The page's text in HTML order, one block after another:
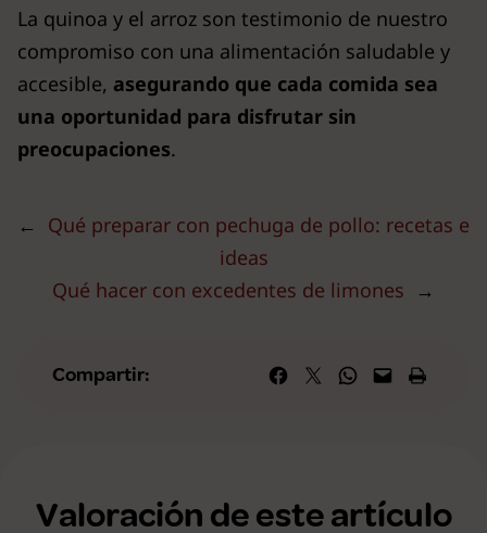
La quinoa y el arroz son testimonio de nuestro
compromiso con una alimentación saludable y
accesible, asegurando que cada comida sea
una oportunidad para disfrutar sin
preocupaciones.
← Qué preparar con pechuga de pollo: recetas e
ideas
Qué hacer con excedentes de limones →
Compartir: Compartir en Facebook
Compartir en X Compartir en WhatsApp
Envía esta página por correo
Imprime esta
Valoración de este artículo